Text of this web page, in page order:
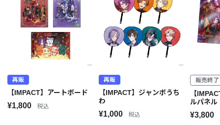
再販
【IMPACT】アートボード
¥1,800 税込
再販
【IMPACT】ジャンボうち
わ
¥1,000 税込
販売終了
【
ルパネル
¥3,800